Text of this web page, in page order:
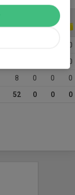
0
0
8 0 0 0
52 0 0 0